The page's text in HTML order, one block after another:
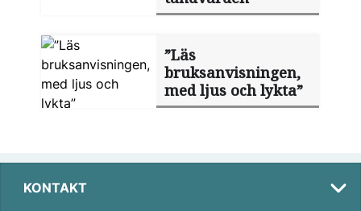
”Läs
bruksanvisningen,
med ljus och lykta”
KONTAKT